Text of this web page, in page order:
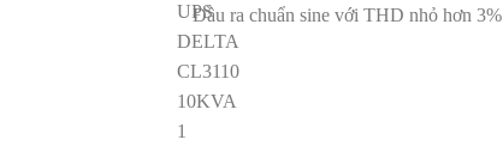
Đầu ra chuẩn sine với THD nhỏ hơn 3%